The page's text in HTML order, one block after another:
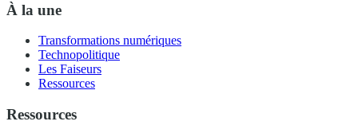
À la une
Transformations numériques
Technopolitique
Les Faiseurs
Ressources
Ressources